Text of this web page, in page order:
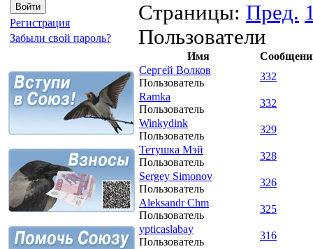
Регистрация
Забыли свой пароль?
Страницы: Пред.
Пользователи
Имя
Сергей Волков
Пользователь
332
Ramka
Пользователь
332
Winkydink
Пользователь
329
Тетушка Мэй
Пользователь
328
Sergey Simonov
Пользователь
326
Aleksandr Chm
Пользователь
325
ypticaslabay
Пользователь
316